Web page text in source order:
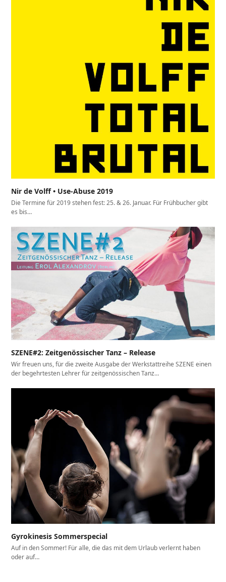
Nir de Volff • Use-Abuse 2019
Die Termine für 2019 stehen fest: 25. & 26. Januar. Für Frühbucher gibt
es bis…
SZENE#2: Zeitgenössischer Tanz – Release
Wir freuen uns, für die zweite Ausgabe der Werkstattreihe SZENE einen
der begehrtesten Lehrer für zeitgenössischen Tanz…
Gyrokinesis Sommerspecial
Auf in den Sommer! Für alle, die das mit dem Urlaub verlernt haben
oder auf…